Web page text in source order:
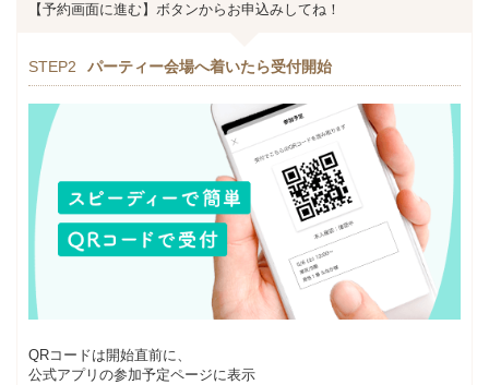
【予約画面に進む】ボタンからお申込みしてね！
STEP2 パーティー会場へ着いたら受付開始
QRコードは開始直前に、
公式アプリの参加予定ページに表示